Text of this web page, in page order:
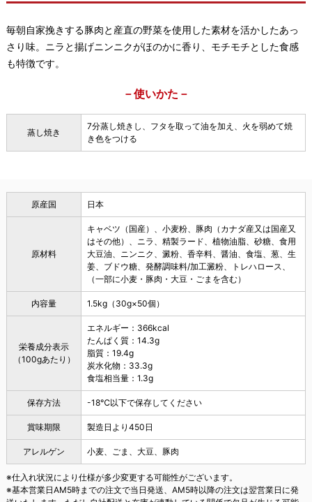
毎朝自家挽きする豚肉と産直の野菜を使用した素材を活かしたあっ
さり味。ニラと揚げニンニクがほのかに香り、モチモチとした食感
も特徴です。
－使いかた－
蒸し焼き
7分蒸し焼きし、フタを取って油を加え、火を弱めて焼
き色をつける
原産国 日本
原材料
キャベツ（国産）、小麦粉、豚肉（カナダ産又は国産又
はその他）、ニラ、精製ラード、植物油脂、砂糖、食用
大豆油、ニンニク、澱粉、香辛料、醤油、食塩、葱、生
姜、ブドウ糖、発酵調味料/加工澱粉、トレハロース、
（一部に小麦・豚肉・大豆・ごまを含む）
内容量 1.5kg（30g×50個）
栄養成分表示
（100gあたり）
エネルギー：366kcal
たんぱく質：14.3g
脂質：19.4g
炭水化物：33.3g
食塩相当量：1.3g
保存方法 -18℃以下で保存してください
賞味期限 製造日より450日
アレルゲン 小麦、ごま、大豆、豚肉
※仕入れ状況により仕様が多少変更する可能性がございます。
※基本営業日AM5時までの注文で当日発送、AM5時以降の注文は翌営業日に発